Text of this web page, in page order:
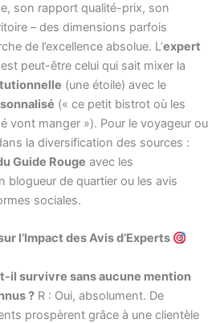
son rapport qualité-prix, son
– des dimensions parfois
de l’excellence absolue. L’expert
peut-être celui qui sait mixer la
(une étoile) avec le
(« ce petit bistrot où les
vont manger »). Pour le voyageur ou
la diversification des sources :
Guide Rouge avec les
blogueur de quartier ou les avis
sociales.
l’Impact des Avis d’Experts
il survivre sans aucune mention
? R : Oui, absolument. De
prospèrent grâce à une clientèle